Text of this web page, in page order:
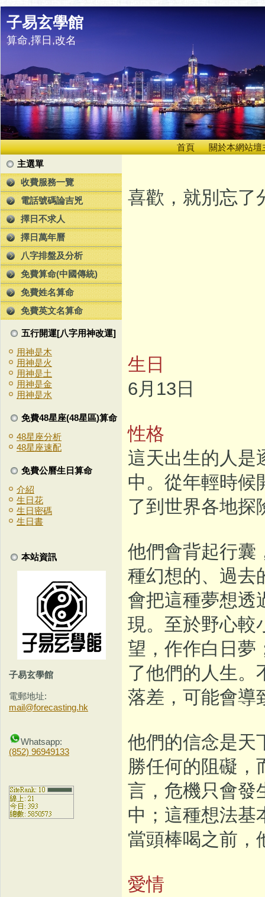
子易玄學館
算命,擇日,改名
首頁
關於本網站壇
主選單
收費服務一覽
電話號碼論吉兇
擇日不求人
擇日萬年曆
八字排盤及分析
免費算命(中國傳統)
免費姓名算命
免費英文名算命
五行開運[八字用神改運]
用神是木
用神是火
用神是土
用神是金
用神是水
免費48星座(48星區)算命
48星座分析
48星座速配
免費公曆生日算命
介紹
生日花
生日密碼
生日書
本站資訊
子易玄學館
電郵地址:
mail@forecasting.hk
Whatsapp:
(852) 96949133
喜歡，就別忘了
生日
6月13日
性格
這天出生的人是
中。從年輕時候
了到世界各地探
他們會背起行囊
種幻想的、過去
會把這種夢想透
現。至於野心較
望，作作白日夢
了他們的人生。
落差，可能會導
他們的信念是天
勝任何的阻礙，
言，危機只會發
中；這種想法基
當頭棒喝之前，
愛情